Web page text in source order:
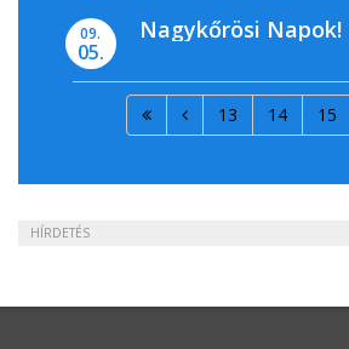
09.
05.
Nagykőrösi Napok!
13 14 15
HÍRDETÉS